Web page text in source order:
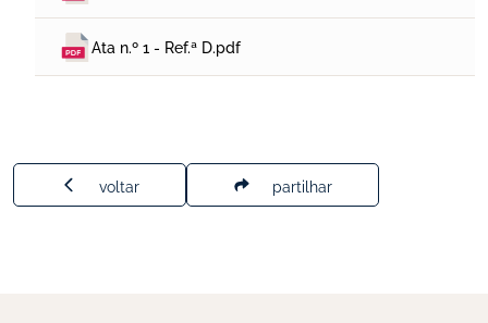
Ata n.º 1 - Ref.ª D.pdf
voltar partilhar